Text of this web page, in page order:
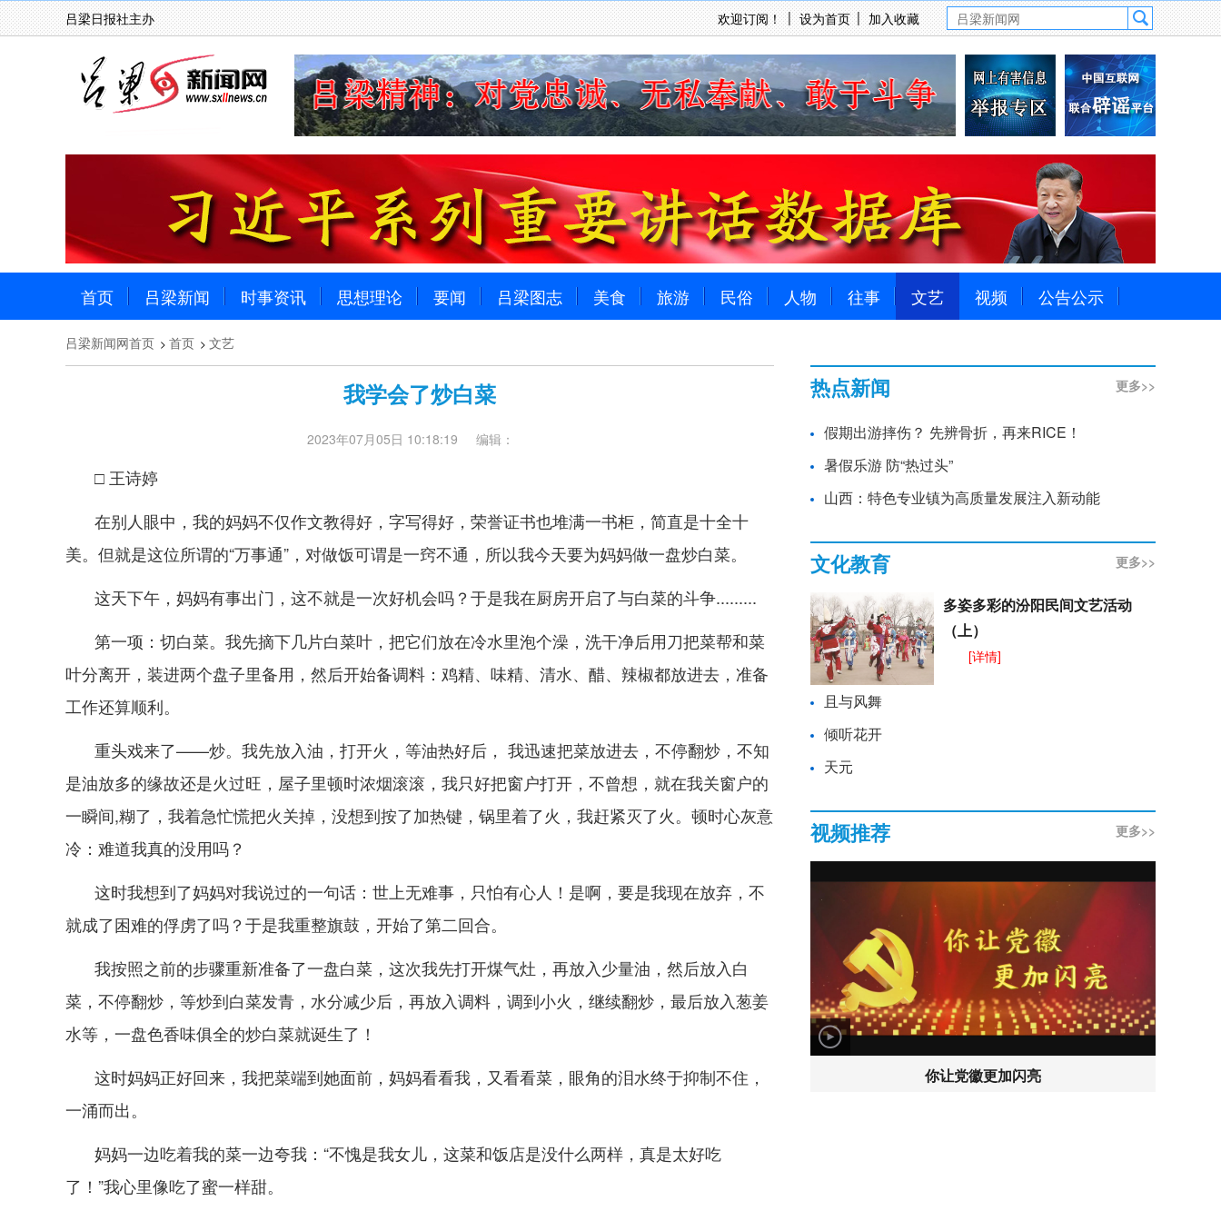
吕梁日报社主办 欢迎订阅！ 设为首页 加入收藏
首页 吕梁新闻 时事资讯 思想理论 要闻 吕梁图志 美食 旅游 民俗 人物 往事 文艺 视频 公告公示
吕梁新闻网首页 > 首页 > 文艺
我学会了炒白菜
2023年07月05日 10:18:19 编辑：
□ 王诗婷
在别人眼中，我的妈妈不仅作文教得好，字写得好，荣誉证书也堆满一书柜，简直是十全十
美。但就是这位所谓的“万事通”，对做饭可谓是一窍不通，所以我今天要为妈妈做一盘炒白菜。
这天下午，妈妈有事出门，这不就是一次好机会吗？于是我在厨房开启了与白菜的斗争.........
第一项：切白菜。我先摘下几片白菜叶，把它们放在冷水里泡个澡，洗干净后用刀把菜帮和菜
叶分离开，装进两个盘子里备用，然后开始备调料：鸡精、味精、清水、醋、辣椒都放进去，准备
工作还算顺利。
重头戏来了——炒。我先放入油，打开火，等油热好后， 我迅速把菜放进去，不停翻炒，不知
是油放多的缘故还是火过旺，屋子里顿时浓烟滚滚，我只好把窗户打开，不曾想，就在我关窗户的
一瞬间,糊了，我着急忙慌把火关掉，没想到按了加热键，锅里着了火，我赶紧灭了火。顿时心灰意
冷：难道我真的没用吗？
这时我想到了妈妈对我说过的一句话：世上无难事，只怕有心人！是啊，要是我现在放弃，不
就成了困难的俘虏了吗？于是我重整旗鼓，开始了第二回合。
我按照之前的步骤重新准备了一盘白菜，这次我先打开煤气灶，再放入少量油，然后放入白
菜，不停翻炒，等炒到白菜发青，水分减少后，再放入调料，调到小火，继续翻炒，最后放入葱姜
水等，一盘色香味俱全的炒白菜就诞生了！
这时妈妈正好回来，我把菜端到她面前，妈妈看看我，又看看菜，眼角的泪水终于抑制不住，
一涌而出。
妈妈一边吃着我的菜一边夸我：“不愧是我女儿，这菜和饭店是没什么两样，真是太好吃
了！”我心里像吃了蜜一样甜。
热点新闻 更多>>
假期出游摔伤？ 先辨骨折，再来RICE！
暑假乐游 防“热过头”
山西：特色专业镇为高质量发展注入新动能
文化教育 更多>>
多姿多彩的汾阳民间文艺活动
（上）
[详情]
且与风舞
倾听花开
天元
视频推荐 更多>>
你让党徽更加闪亮